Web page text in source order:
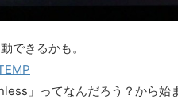
できるかも。
」ってなんだろう？から始